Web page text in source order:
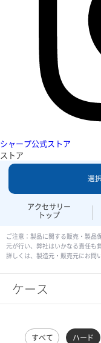
シャープ公式ストア
ストア
アクセサリー
トップ
選
ご注意：製品に関する販売・製品
元が行い、弊社はいかなる責任も
詳しくは、製造元・販売元にお問
ケース
すべて ハード